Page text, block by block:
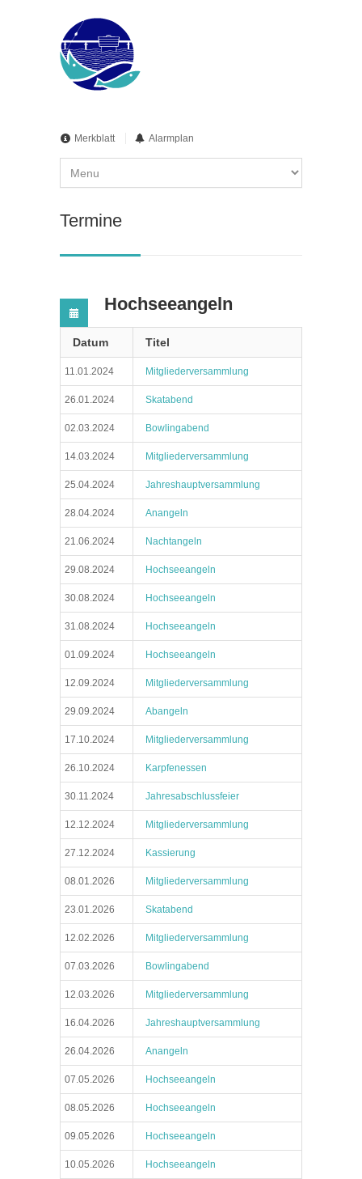
Merkblatt Alarmplan
Termine
Hochseeangeln
Datum Titel
11.01.2024 Mitgliederversammlung
26.01.2024 Skatabend
02.03.2024 Bowlingabend
14.03.2024 Mitgliederversammlung
25.04.2024 Jahreshauptversammlung
28.04.2024 Anangeln
21.06.2024 Nachtangeln
29.08.2024 Hochseeangeln
30.08.2024 Hochseeangeln
31.08.2024 Hochseeangeln
01.09.2024 Hochseeangeln
12.09.2024 Mitgliederversammlung
29.09.2024 Abangeln
17.10.2024 Mitgliederversammlung
26.10.2024 Karpfenessen
30.11.2024 Jahresabschlussfeier
12.12.2024 Mitgliederversammlung
27.12.2024 Kassierung
08.01.2026 Mitgliederversammlung
23.01.2026 Skatabend
12.02.2026 Mitgliederversammlung
07.03.2026 Bowlingabend
12.03.2026 Mitgliederversammlung
16.04.2026 Jahreshauptversammlung
26.04.2026 Anangeln
07.05.2026 Hochseeangeln
08.05.2026 Hochseeangeln
09.05.2026 Hochseeangeln
10.05.2026 Hochseeangeln